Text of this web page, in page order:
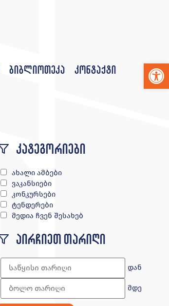
ბიბლიოთეკა კონტაქტი
კატეგორიები
ახალი ამბები
ვაკანსიები
კონკურსები
ტენდერები
მედია ჩვენ შესახებ
აირჩიეთ თარიღი
დან
მდე